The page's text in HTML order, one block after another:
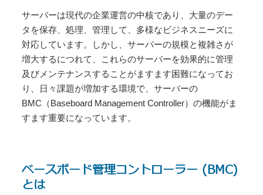
サーバーは現代の企業運営の中核であり、大量のデー
タを保存、処理、管理して、多様なビジネスニーズに
対応しています。しかし、サーバーの規模と複雑さが
増大するにつれて、これらのサーバーを効果的に管理
及びメンテナンスすることがますます困難になってお
り、日々課題が増加する環境で、サーバーの
BMC（Baseboard Management Controller）の機能がま
すます重要になっています。
ベースボード管理コントローラー (BMC)
とは